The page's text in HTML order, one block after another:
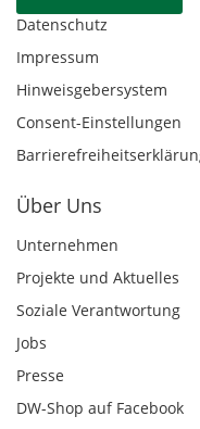
Datenschutz
Impressum
Hinweisgebersystem
Consent-Einstellungen
Über Uns
Unternehmen
Projekte und Aktuelles
Soziale Verantwortung
Jobs
Presse
DW-Shop auf Facebook